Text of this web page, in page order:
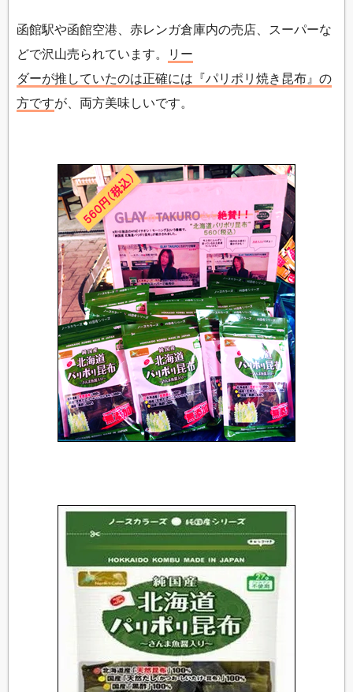
函館駅や函館空港、赤レンガ倉庫内の売店、スーパーな
どで沢山売られています。
リー
ダーが推していたのは正確には『パリポリ焼き昆布』の
方ですが、両方美味しいです。